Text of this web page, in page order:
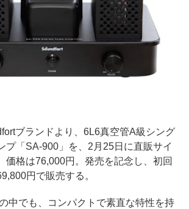
ブランドより、6L6真空管A級シング
プ「SA-900」を、2月25日に直販サイ
価格は76,000円。発売を記念し、初回
円で販売する。
中でも、コンパクトで素直な特性を持